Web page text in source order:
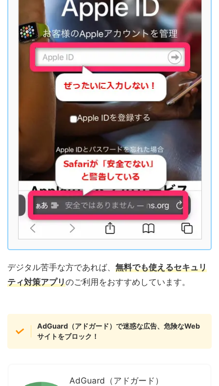
デジタル苦手な方であれば、 無料でも使えるセキュリ
ティ対策アプリのご利用をおすすめしています。
AdGuard（アドガード）で迷惑な広告、危険なWeb
サイトをブロック！
AdGuard（アドガード）